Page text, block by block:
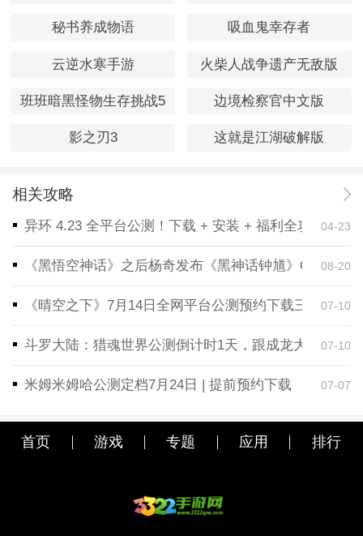
秘书养成物语 吸血鬼幸存者
云逆水寒手游 火柴人战争遗产无敌版
班班暗黑怪物生存挑战5 边境检察官中文版
影之刃3 这就是江湖破解版
相关攻略
异环 4.23 全平台公测！下载 + 安装 + 福利全攻略，一
04-23
《黑悟空神话》之后杨奇发布《黑神话钟馗》CG！预
08-20
《晴空之下》7月14日全网平台公测预约下载三端同步
07-10
斗罗大陆：猎魂世界公测倒计时1天，跟成龙大哥一起
07-10
米姆米姆哈公测定档7月24日 | 提前预约下载 07-07
首页 游戏 专题 应用 排行